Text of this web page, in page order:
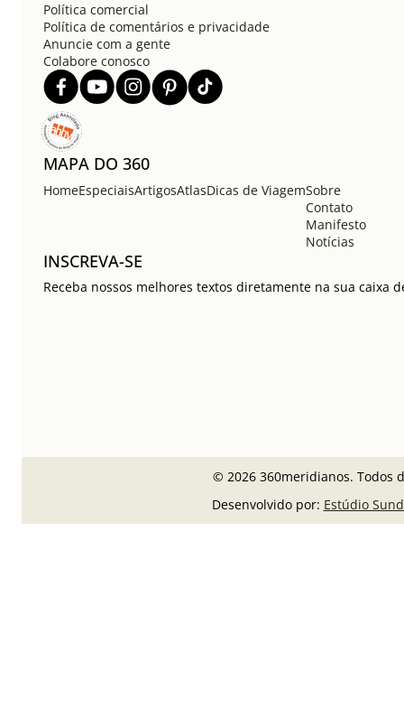
Política comercial
Política de comentários e privacidade
Anuncie com a gente
Colabore conosco
MAPA DO 360
HomeEspeciaisArtigosAtlasDicas de ViagemSobre
Contato
Manifesto
Notícias
INSCREVA-SE
Receba nossos melhores textos diretamente na sua caixa
© 2026 360meridianos. Todos
Desenvolvido por: Estúdio